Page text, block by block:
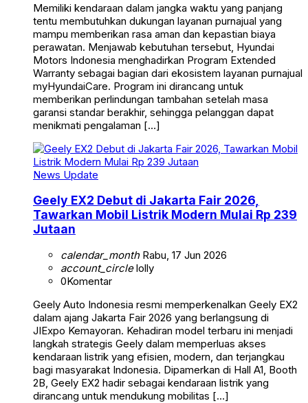
Memiliki kendaraan dalam jangka waktu yang panjang
tentu membutuhkan dukungan layanan purnajual yang
mampu memberikan rasa aman dan kepastian biaya
perawatan. Menjawab kebutuhan tersebut, Hyundai
Motors Indonesia menghadirkan Program Extended
Warranty sebagai bagian dari ekosistem layanan purnajual
myHyundaiCare. Program ini dirancang untuk
memberikan perlindungan tambahan setelah masa
garansi standar berakhir, sehingga pelanggan dapat
menikmati pengalaman […]
News Update
Geely EX2 Debut di Jakarta Fair 2026,
Tawarkan Mobil Listrik Modern Mulai Rp 239
Jutaan
calendar_monthRabu, 17 Jun 2026
account_circlelolly
0Komentar
Geely Auto Indonesia resmi memperkenalkan Geely EX2
dalam ajang Jakarta Fair 2026 yang berlangsung di
JIExpo Kemayoran. Kehadiran model terbaru ini menjadi
langkah strategis Geely dalam memperluas akses
kendaraan listrik yang efisien, modern, dan terjangkau
bagi masyarakat Indonesia. Dipamerkan di Hall A1, Booth
2B, Geely EX2 hadir sebagai kendaraan listrik yang
dirancang untuk mendukung mobilitas […]